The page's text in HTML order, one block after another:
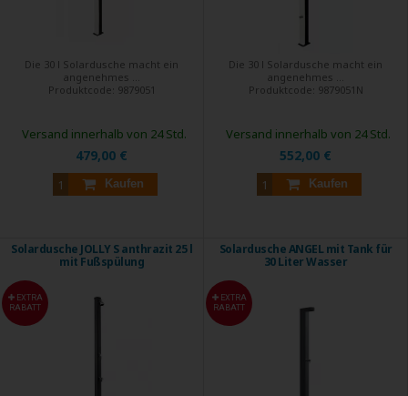
Die 30 l Solardusche macht ein
angenehmes ...
Produktcode: 9879051
479,00 €
Kaufen
Versand innerhalb von 24 Std.
Die 30 l Solardusche macht ein
angenehmes ...
Produktcode: 9879051N
552,00 €
Kaufen
Versand innerhalb von 24 Std.
Solardusche JOLLY S anthrazit 25 l
mit Fußspülung
EXTRA
RABATT
Solardusche ANGEL mit Tank für
30 Liter Wasser
EXTRA
RABATT